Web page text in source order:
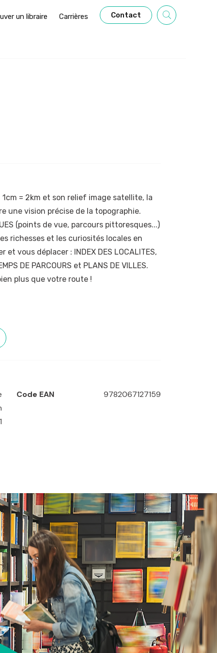
un libraire Carrières Contact
= 2km et son relief image satellite, la
une vision précise de la topographie.
(points de vue, parcours pittoresques...)
richesses et les curiosités locales en
vous déplacer : INDEX DES LOCALITES,
DE PARCOURS et PLANS DE VILLES.
plus que votre route !
1
Code EAN 9782067127159